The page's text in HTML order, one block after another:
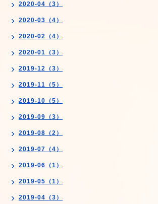
2020-04（3）
2020-03（4）
2020-02（4）
2020-01（3）
2019-12（3）
2019-11（5）
2019-10（5）
2019-09（3）
2019-08（2）
2019-07（4）
2019-06（1）
2019-05（1）
2019-04（3）